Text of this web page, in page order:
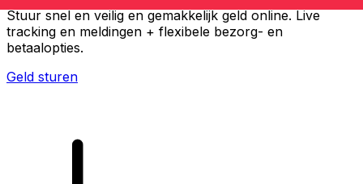
Stuur snel en veilig en gemakkelijk geld online. Live
tracking en meldingen + flexibele bezorg- en
betaalopties.
Geld sturen